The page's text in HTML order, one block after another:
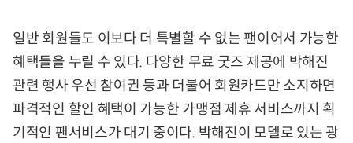
일반 회원들도 이보다 더 특별할 수 없는 팬이어서 가능한
혜택들을 누릴 수 있다. 다양한 무료 굿즈 제공에 박해진
관련 행사 우선 참여권 등과 더불어 회원카드만 소지하면
파격적인 할인 혜택이 가능한 가맹점 제휴 서비스까지 획
기적인 팬서비스가 대기 중이다. 박해진이 모델로 있는 광